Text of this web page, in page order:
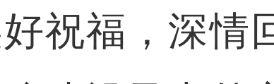
祝福，深情